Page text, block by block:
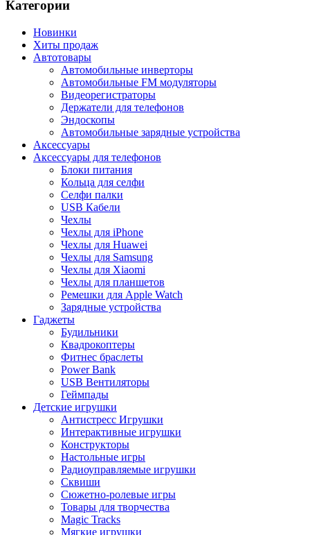
Категории
Новинки
Хиты продаж
Автотовары
Автомобильные инверторы
Автомобильные FM модуляторы
Видеорегистраторы
Держатели для телефонов
Эндоскопы
Автомобильные зарядные устройства
Аксессуары
Аксессуары для телефонов
Блоки питания
Кольца для селфи
Селфи палки
USB Кабели
Чехлы
Чехлы для iPhone
Чехлы для Huawei
Чехлы для Samsung
Чехлы для Xiaomi
Чехлы для планшетов
Ремешки для Apple Watch
Зарядные устройства
Гаджеты
Будильники
Квадрокоптеры
Фитнес браслеты
Power Bank
USB Вентиляторы
Геймпады
Детские игрушки
Антистресс Игрушки
Интерактивные игрушки
Конструкторы
Настольные игры
Радиоуправляемые игрушки
Сквиши
Сюжетно-ролевые игры
Товары для творчества
Magic Tracks
Мягкие игрушки